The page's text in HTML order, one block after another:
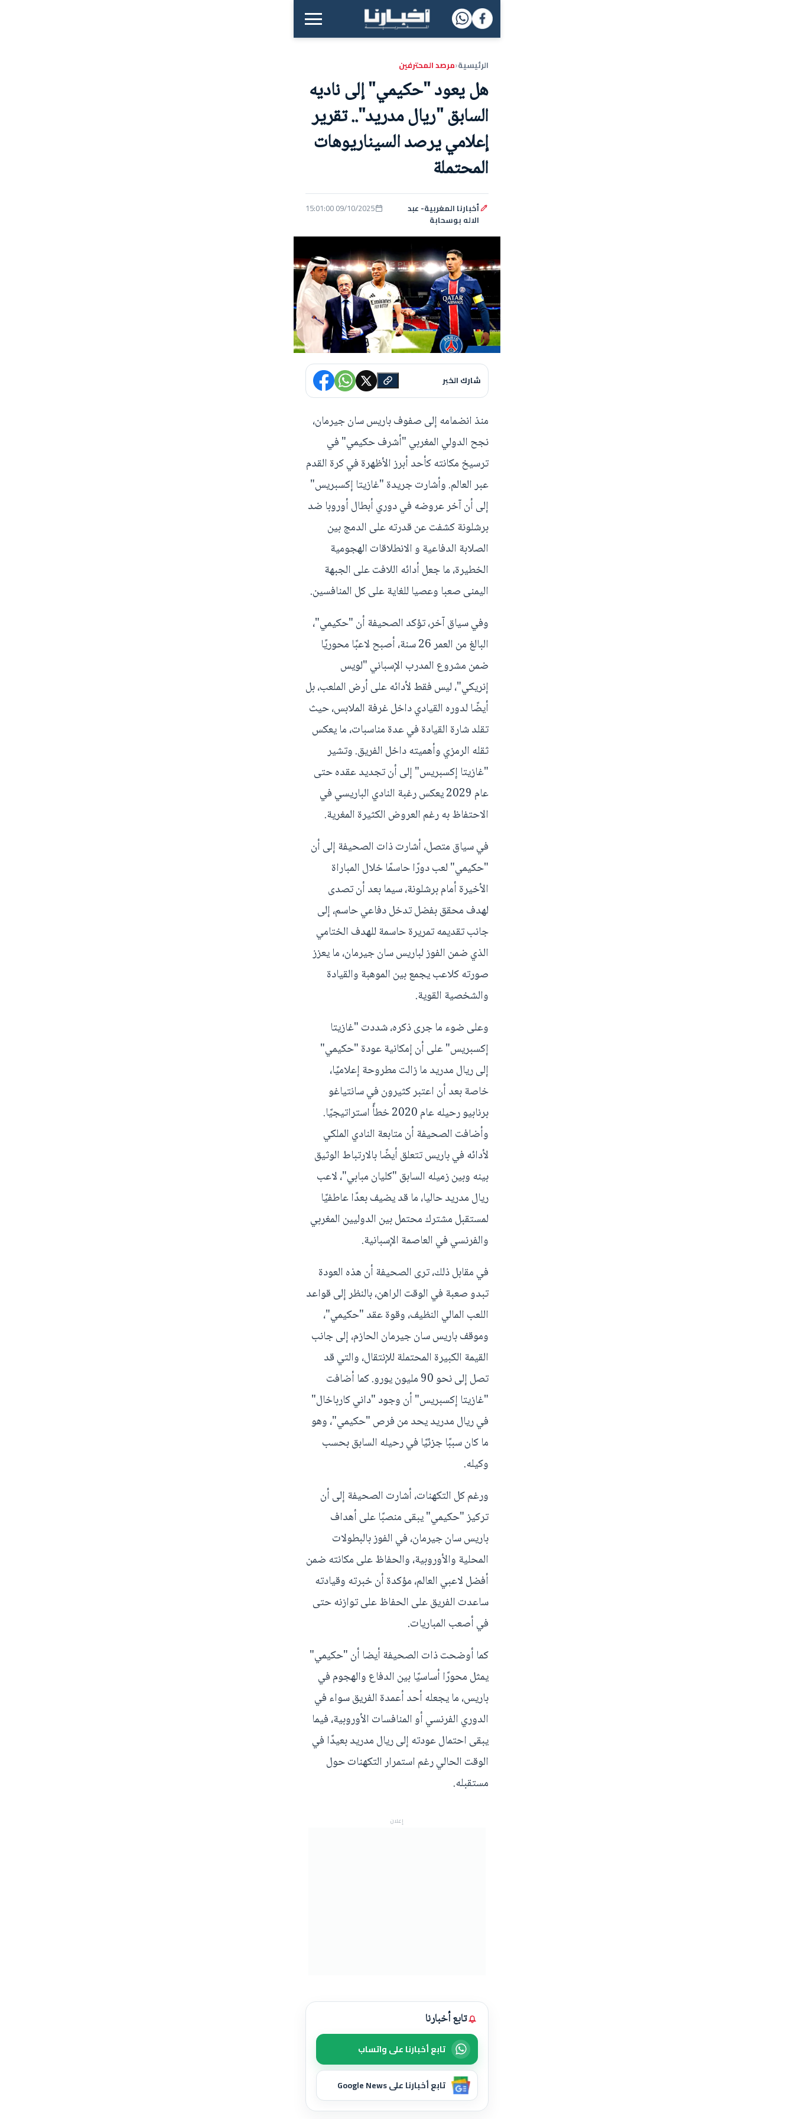
القائمة الرئيسية
الرئيسية‹مرصد المحترفين
هل يعود "حكيمي" إلى ناديه
السابق "ريال مدريد".. تقرير
إعلامي يرصد السيناريوهات
المحتملة
أخبارنا المغربية- عبد
الاله بوسحابة
09/10/2025 15:01:00
شارك الخبر
منذ انضمامه إلى صفوف باريس سان جيرمان،
نجح الدولي المغربي "أشرف حكيمي" في
ترسيخ مكانته كأحد أبرز الأظهرة في كرة القدم
عبر العالم. وأشارت جريدة "غازيتا إكسبريس"
إلى أن آخر عروضه في دوري أبطال أوروبا ضد
برشلونة كشفت عن قدرته على الدمج بين
الصلابة الدفاعية و الانطلاقات الهجومية
الخطيرة، ما جعل أدائه اللافت على الجبهة
اليمنى صعبا وعصيا للغاية على كل المنافسين.
وفي سياق آخر، تؤكد الصحيفة أن "حكيمي"،
البالغ من العمر 26 سنة، أصبح لاعبًا محوريًا
ضمن مشروع المدرب الإسباني "لويس
إنريكي"، ليس فقط لأدائه على أرض الملعب، بل
أيضًا لدوره القيادي داخل غرفة الملابس، حيث
تقلد شارة القيادة في عدة مناسبات، ما يعكس
ثقله الرمزي وأهميته داخل الفريق. وتشير
"غازيتا إكسبريس" إلى أن تجديد عقده حتى
عام 2029 يعكس رغبة النادي الباريسي في
الاحتفاظ به رغم العروض الكثيرة المغرية.
في سياق متصل، أشارت ذات الصحيفة إلى أن
"حكيمي" لعب دورًا حاسمًا خلال المباراة
الأخيرة أمام برشلونة، سيما بعد أن تصدى
لهدف محقق بفضل تدخل دفاعي حاسم، إلى
جانب تقديمه تمريرة حاسمة للهدف الختامي
الذي ضمن الفوز لباريس سان جيرمان، ما يعزز
صورته كلاعب يجمع بين الموهبة والقيادة
والشخصية القوية.
وعلى ضوء ما جرى ذكره، شددت "غازيتا
إكسبريس" على أن إمكانية عودة "حكيمي"
إلى ريال مدريد ما زالت مطروحة إعلاميًا،
خاصة بعد أن اعتبر كثيرون في سانتياغو
برنابيو رحيله عام 2020 خطأً استراتيجيًا.
وأضافت الصحيفة أن متابعة النادي الملكي
لأدائه في باريس تتعلق أيضًا بالارتباط الوثيق
بينه وبين زميله السابق "كليان مبابي"، لاعب
ريال مدريد حاليا، ما قد يضيف بعدًا عاطفيًا
لمستقبل مشترك محتمل بين الدوليين المغربي
والفرنسي في العاصمة الإسبانية.
في مقابل ذلك، ترى الصحيفة أن هذه العودة
تبدو صعبة في الوقت الراهن، بالنظر إلى قواعد
اللعب المالي النظيف، وقوة عقد "حكيمي"،
وموقف باريس سان جيرمان الحازم، إلى جانب
القيمة الكبيرة المحتملة للإنتقال، والتي قد
تصل إلى نحو 90 مليون يورو. كما أضافت
"غازيتا إكسبريس" أن وجود "داني كارباخال"
في ريال مدريد يحد من فرص "حكيمي"، وهو
ما كان سببًا جزئيًا في رحيله السابق بحسب
وكيله.
ورغم كل التكهنات، أشارت الصحيفة إلى أن
تركيز "حكيمي" يبقى منصبًا على أهداف
باريس سان جيرمان، في الفوز بالبطولات
المحلية والأوروبية، والحفاظ على مكانته ضمن
أفضل لاعبي العالم، مؤكدة أن خبرته وقيادته
ساعدت الفريق على الحفاظ على توازنه حتى
في أصعب المباريات.
كما أوضحت ذات الصحيفة أيضا أن "حكيمي"
يمثل محورًا أساسيًا بين الدفاع والهجوم في
باريس، ما يجعله أحد أعمدة الفريق سواء في
الدوري الفرنسي أو المنافسات الأوروبية، فيما
يبقى احتمال عودته إلى ريال مدريد بعيدًا في
الوقت الحالي رغم استمرار التكهنات حول
مستقبله.
إعلان
تابع أخبارنا
تابع أخبارنا على واتساب
تابع أخبارنا على Google News